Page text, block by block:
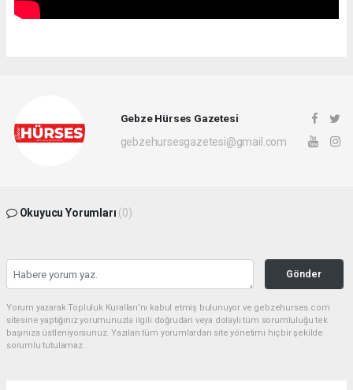
Gebze Hürses Gazetesi
gebzehursesgazetesi@gmail.com
Okuyucu Yorumları (0)
Gönder
Yorum yazarak Topluluk Kuralları’nı kabul etmiş bulunuyor ve gebzehurses.com
sitesine yaptığınız yorumunuzla ilgili doğrudan veya dolaylı tüm sorumluluğu tek
başınıza üstleniyorsunuz. Yazılan tüm yorumlardan site yönetimi hiçbir şekilde
sorumlu tutulamaz.